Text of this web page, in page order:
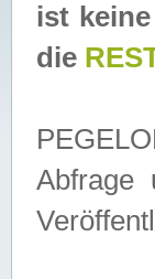
ist
die
Abfrage